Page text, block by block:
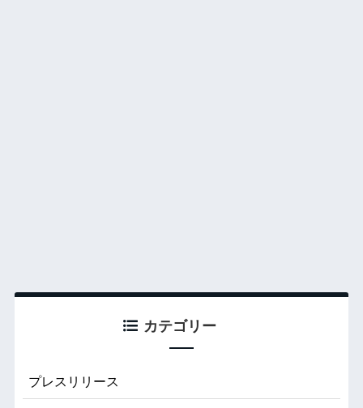
カテゴリー
プレスリリース